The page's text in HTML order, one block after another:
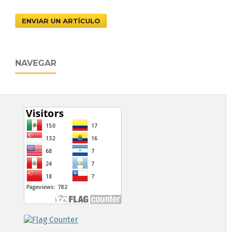
ENVIAR UN ARTÍCULO
NAVEGAR